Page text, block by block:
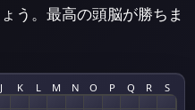
う。最高の頭脳が勝ちま
J K L M N O P Q R
S